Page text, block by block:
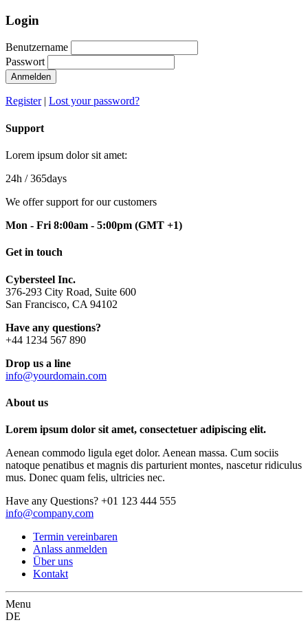
Login
Benutzername
Passwort
Anmelden
Register| Lost your password?
Support
Lorem ipsum dolor sit amet:
24h / 365days
We offer support for our customers
Mon - Fri 8:00am - 5:00pm (GMT +1)
Get in touch
Cybersteel Inc.
376-293 City Road, Suite 600
San Francisco, CA 94102
Have any questions?
+44 1234 567 890
Drop us a line
info@yourdomain.com
About us
Lorem ipsum dolor sit amet, consectetuer adipiscing elit.
Aenean commodo ligula eget dolor. Aenean massa. Cum sociis
natoque penatibus et magnis dis parturient montes, nascetur ridiculus
mus. Donec quam felis, ultricies nec.
Have any Questions? +01 123 444 555
info@company.com
Termin vereinbaren
Anlass anmelden
Über uns
Kontakt
Menu
DE